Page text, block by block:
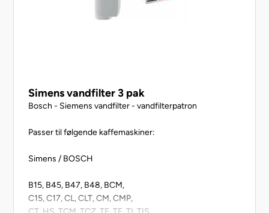
Simens vandfilter 3 pak
Bosch - Siemens vandfilter - vandfilterpatron
Passer til følgende kaffemaskiner:
Simens / BOSCH
B15, B45, B47, B48, BCM,
C15, C17, CL, CLT, CM, CMP,